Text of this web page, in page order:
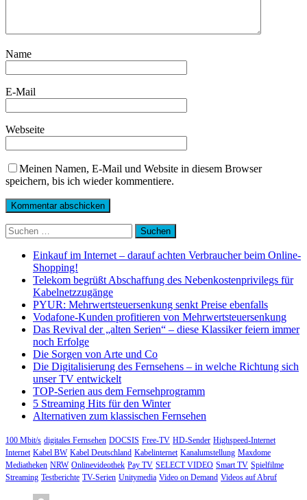
Name
E-Mail
Webseite
Meinen Namen, E-Mail und Website in diesem Browser
speichern, bis ich wieder kommentiere.
Suchen
nach:
Einkauf im Internet – darauf achten Verbraucher beim Online-
Shopping!
Telekom begrüßt Abschaffung des Nebenkostenprivilegs für
Kabelnetzzugänge
PYUR: Mehrwertsteuersenkung senkt Preise ebenfalls
Vodafone-Kunden profitieren von Mehrwertsteuersenkung
Das Revival der „alten Serien“ – diese Klassiker feiern immer
noch Erfolge
Die Sorgen von Arte und Co
Die Digitalisierung des Fernsehens – in welche Richtung sich
unser TV entwickelt
TOP-Serien aus dem Fernsehprogramm
5 Streaming Hits für den Winter
Alternativen zum klassischen Fernsehen
100 Mbit/s digitales Fernsehen DOCSIS Free-TV HD-Sender Highspeed-Internet
Internet Kabel BW Kabel Deutschland Kabelinternet Kanalumstellung Maxdome
Mediatheken NRW Onlinevideothek Pay TV SELECT VIDEO Smart TV Spielfilme
Streaming Testberichte TV-Serien Unitymedia Video on Demand Videos auf Abruf